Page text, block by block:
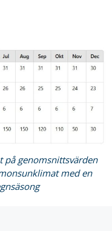
på genomsnittsvärden
med en